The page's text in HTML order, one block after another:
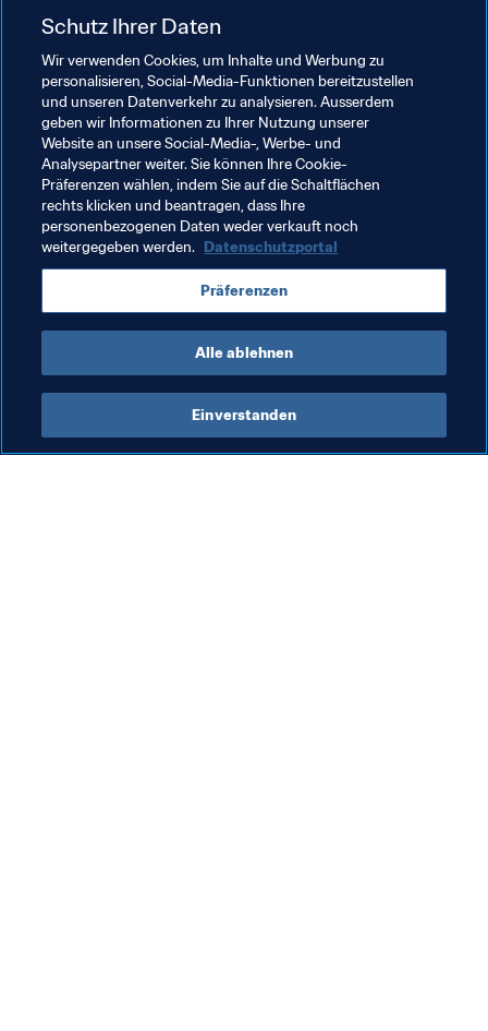
damit für die gute Vorbereitung belohnen. Jetzt müssen
wir genau so weitermachen und uns auf die nächsten
Spiele konzentrieren. Ich bin einfach nur glücklich." Dazu
hat er auch allen Grund!
Verwandte Themen
FIFA U-20-Weltmeisterschaft Polen 2019™
Senegal
Schutz Ihrer Daten
Wir verwenden Cookies, um Inhalte und Werbung zu
personalisieren, Social-Media-Funktionen bereitzustellen
und unseren Datenverkehr zu analysieren. Ausserdem
geben wir Informationen zu Ihrer Nutzung unserer
Website an unsere Social-Media-, Werbe- und
Analysepartner weiter. Sie können Ihre Cookie-
Präferenzen wählen, indem Sie auf die Schaltflächen
rechts klicken und beantragen, dass Ihre
personenbezogenen Daten weder verkauft noch
weitergegeben werden. Datenschutzportal
Präferenzen
Alle ablehnen
Einverstanden